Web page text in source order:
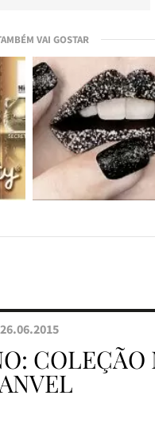
VAI GOSTAR
26.06.2015
COLEÇÃO